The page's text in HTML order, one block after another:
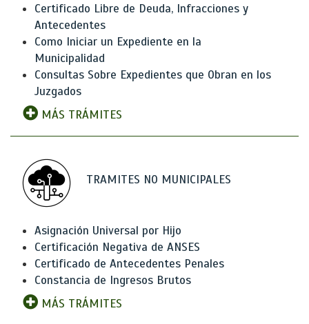
Certificado Libre de Deuda, Infracciones y
Antecedentes
Como Iniciar un Expediente en la
Municipalidad
Consultas Sobre Expedientes que Obran en los
Juzgados
MÁS TRÁMITES
TRAMITES NO MUNICIPALES
Asignación Universal por Hijo
Certificación Negativa de ANSES
Certificado de Antecedentes Penales
Constancia de Ingresos Brutos
MÁS TRÁMITES